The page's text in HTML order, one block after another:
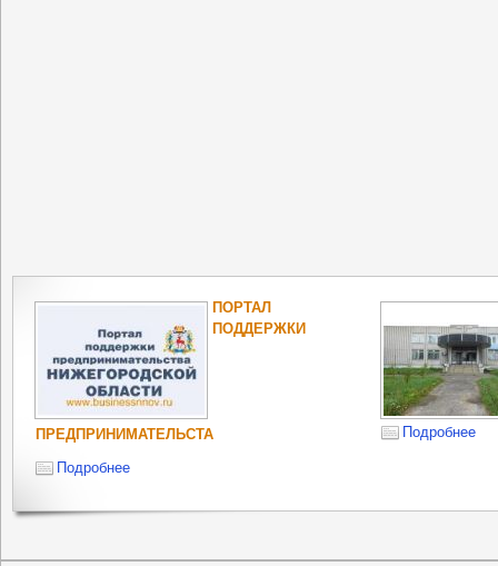
ПОРТАЛ
ПОДДЕРЖКИ
ПРЕДПРИНИМАТЕЛЬСТА
Подробнее
Подробнее